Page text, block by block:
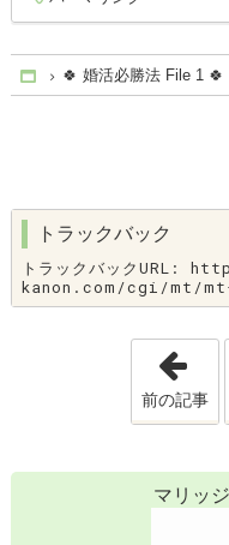
Home
🍀 婚活必勝法 File 1 🍀
トラックバック
トラックバックURL:
kanon.com/cgi/mt/
前の記事
マリッ